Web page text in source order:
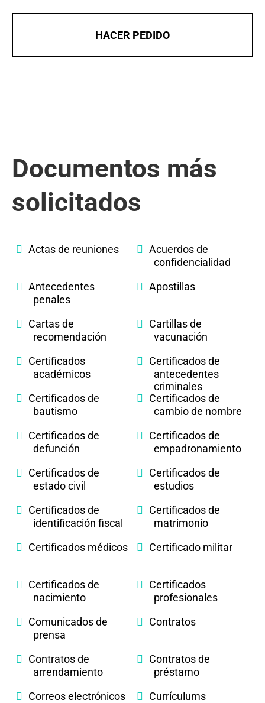
HACER PEDIDO
Documentos más
solicitados
Actas de reuniones
Acuerdos de
confidencialidad
Antecedentes
penales
Apostillas
Cartas de
recomendación
Cartillas de
vacunación
Certificados
académicos
Certificados de
antecedentes
criminales
Certificados de
bautismo
Certificados de
cambio de nombre
Certificados de
defunción
Certificados de
empadronamiento
Certificados de
estado civil
Certificados de
estudios
Certificados de
identificación fiscal
Certificados de
matrimonio
Certificados médicos
Certificado militar
Certificados de
nacimiento
Certificados
profesionales
Comunicados de
prensa
Contratos
Contratos de
arrendamiento
Contratos de
préstamo
Correos electrónicos
Currículums